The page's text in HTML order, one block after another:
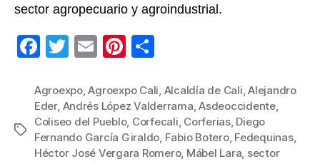
sector agropecuario y agroindustrial.
F
c
e
b
T
tt
er
E
ail
Pi
er
e
st
m
p
ar
Etiquetas
Agroexpo,Agroexpo Cali, Alcaldía de Cali,Alejandro
Eder, Andrés López Valderrama,Asdeoccidente,
Coliseo del Pueblo, Corfecali, Corferias, Diego
Fernando García Giraldo, Fabio Botero, Fedequinas,
Héctor José Vergara Romero, Mábel Lara, sector